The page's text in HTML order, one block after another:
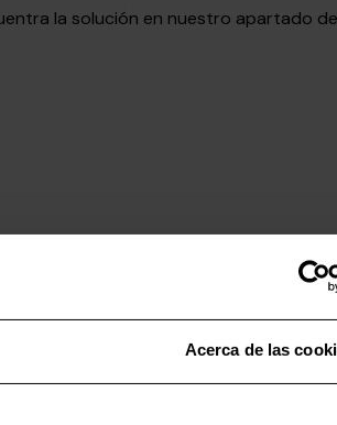
Acerca de las
la solución en nuestro apartado de
tecnología desarrollado por